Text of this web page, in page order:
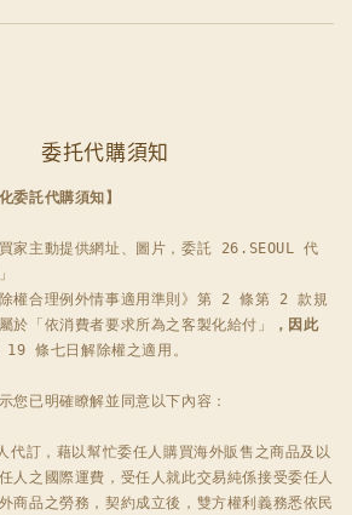
委托代購須知
委託代購須知】
家主動提供網址、圖片，委託 26.SEOUL 代
權合理例外情事適用準則》第 2 條第 2 款規
於「依消費者要求所為之客製化給付」
，因此
條七日解除權之適用。
您已明確瞭解並同意以下內容：
訂，藉以幫忙委任人購買海外販售之商品及以
人之國際運費，受任人就此交易純係接受委任人
商品之勞務，契約成立後，雙方權利義務悉依民